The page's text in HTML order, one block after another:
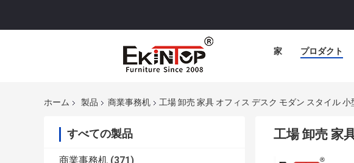
家 プロダクト
ホーム 製品 商業事務机 工場 卸売 家具 オフィス デスク モダン スタイル
すべての製品
商業事務机 (371)
工場 卸売 家